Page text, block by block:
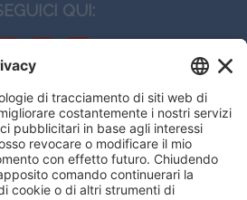
QUI:
CONTATTI
Edi.Ermes srl
21 - 20134, Milano
(+39)027021121